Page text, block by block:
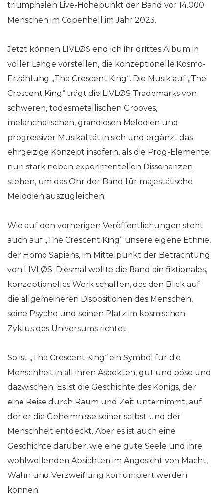
triumphalen Live-Höhepunkt der Band vor 14.000
Menschen im Copenhell im Jahr 2023.
Jetzt können LIVLØS endlich ihr drittes Album in
voller Länge vorstellen, die konzeptionelle Kosmo-
Erzählung „The Crescent King“. Die Musik auf „The
Crescent King“ trägt die LIVLØS-Trademarks von
schweren, todesmetallischen Grooves,
melancholischen, grandiosen Melodien und
progressiver Musikalität in sich und ergänzt das
ehrgeizige Konzept insofern, als die Prog-Elemente
nun stark neben experimentellen Dissonanzen
stehen, um das Ohr der Band für majestätische
Melodien auszugleichen.
Wie auf den vorherigen Veröffentlichungen steht
auch auf „The Crescent King“ unsere eigene Ethnie,
der Homo Sapiens, im Mittelpunkt der Betrachtung
von LIVLØS. Diesmal wollte die Band ein fiktionales,
konzeptionelles Werk schaffen, das den Blick auf
die allgemeineren Dispositionen des Menschen,
seine Psyche und seinen Platz im kosmischen
Zyklus des Universums richtet.
So ist „The Crescent King“ ein Symbol für die
Menschheit in all ihren Aspekten, gut und böse und
dazwischen. Es ist die Geschichte des Königs, der
eine Reise durch Raum und Zeit unternimmt, auf
der er die Geheimnisse seiner selbst und der
Menschheit entdeckt. Aber es ist auch eine
Geschichte darüber, wie eine gute Seele und ihre
wohlwollenden Absichten im Angesicht von Macht,
Wahn und Verzweiflung korrumpiert werden
können.